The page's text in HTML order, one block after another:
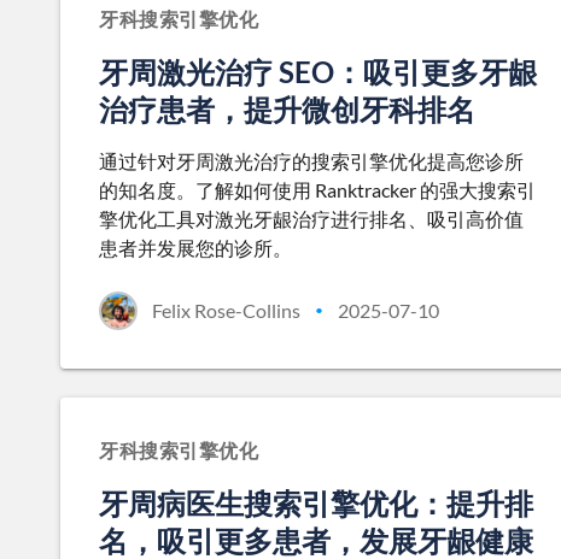
牙科搜索引擎优化
牙周激光治疗 SEO：吸引更多牙龈
治疗患者，提升微创牙科排名
通过针对牙周激光治疗的搜索引擎优化提高您诊所
的知名度。了解如何使用 Ranktracker 的强大搜索引
擎优化工具对激光牙龈治疗进行排名、吸引高价值
患者并发展您的诊所。
Felix Rose-Collins • 2025-07-10
牙科搜索引擎优化
牙周病医生搜索引擎优化：提升排
名，吸引更多患者，发展牙龈健康